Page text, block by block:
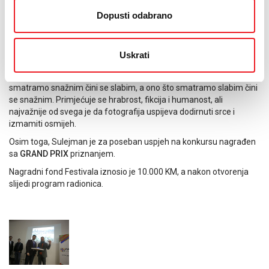
Dopusti odabrano
Uskrati
rada je jednostavno zadivljujuća.
PRESS kategorija od ove godine nosi ime velikog čovjeka i
fotografaDanila Krstanovića.
nagradu osvojioSULEJMAN OMERBAŠIĆ
sljedeće: snaga ove fotografije je u zamjeni uloga. Ono što
smatramo snažnim čini se slabim, a ono što smatramo slabim čini
se snažnim. Primjećuje se hrabrost, fikcija i humanost, ali
najvažnije od svega je da fotografija uspijeva dodirnuti srce i
izmamiti osmijeh.
Osim toga, Sulejman je za poseban uspjeh na konkursu nagrađen
sa GRAND PRIXpriznanjem.
Nagradni fond Festivala iznosio je 10.000 KM, a nakon otvorenja
slijedi program radionica.